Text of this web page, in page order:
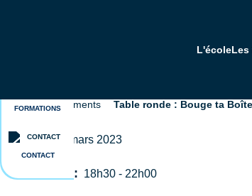
L'écoleLes
FORMATIONS
CONTACT
Accueil Événements Table ronde : Bouge ta
Date : 2 mars 2023
Horaires : 18h30 - 22h00